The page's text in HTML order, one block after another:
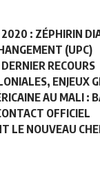
: ZÉPHIRIN
(UPC)
RECOURS
AU MALI :
OFFICIEL
LE NOUVEAU